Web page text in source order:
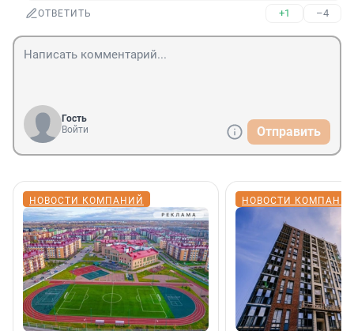
ОТВЕТИТЬ +1 –4
Гость
Войти
Отправить
НОВОСТИ КОМПАНИЙ НОВОСТИ